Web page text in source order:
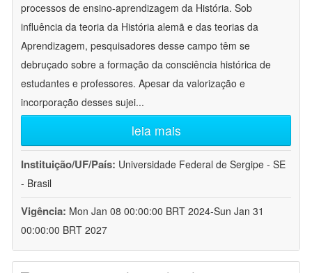
processos de ensino-aprendizagem da História. Sob
influência da teoria da História alemã e das teorias da
Aprendizagem, pesquisadores desse campo têm se
debruçado sobre a formação da consciência histórica de
estudantes e professores. Apesar da valorização e
incorporação desses sujei...
leia mais
Instituição/UF/País: Universidade Federal de Sergipe - SE
- Brasil
Vigência: Mon Jan 08 00:00:00 BRT 2024-Sun Jan 31
00:00:00 BRT 2027